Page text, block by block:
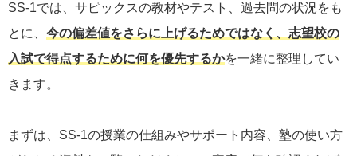
SS-1では、サピックスの教材やテスト、過去問の状況をも
とに、 今の偏差値をさらに上げるためではなく、志望校の
入試で得点するために何を優先するかを一緒に整理してい
きます。
まずは、SS-1の授業の仕組みやサポート内容、塾の使い方